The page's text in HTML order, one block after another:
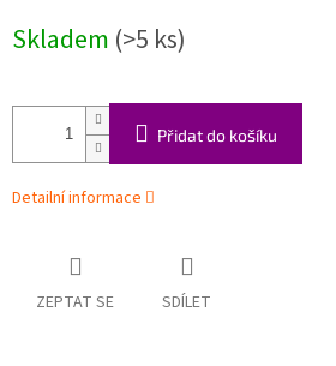
cena:
Skladem (>5 ks)
Přidat do košíku
Detailní informace
ZEPTAT SE SDÍLET